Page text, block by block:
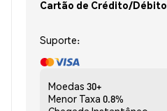
Cartão de Crédito/Débito
Suporte:
Moedas 30+
Menor Taxa 0.8%